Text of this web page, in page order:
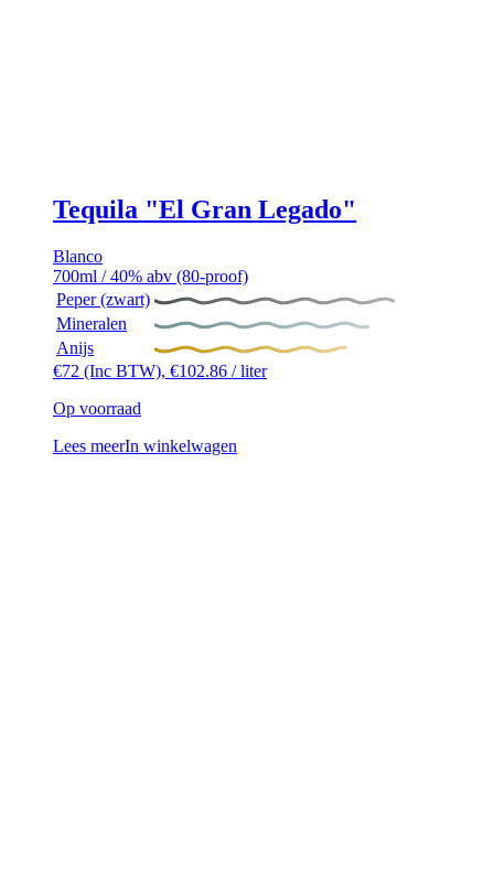
Tequila "El Gran Legado"
Blanco
700ml / 40% abv (80-proof)
Peper (zwart)
Mineralen
Anijs
€72 (Inc BTW), €102.86 / liter
Op voorraad
Lees meerIn winkelwagen